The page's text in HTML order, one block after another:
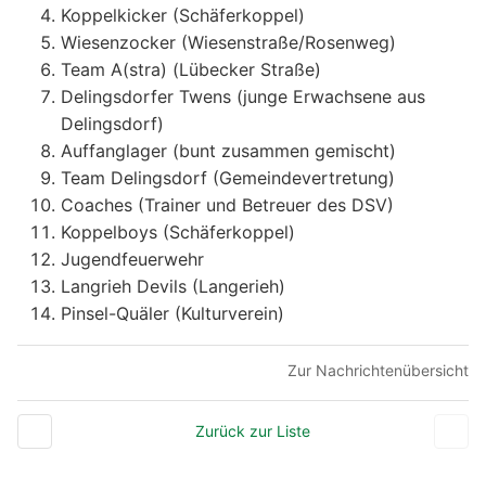
Koppelkicker (Schäferkoppel)
Wiesenzocker (Wiesenstraße/Rosenweg)
Team A(stra) (Lübecker Straße)
Delingsdorfer Twens (junge Erwachsene aus
Delingsdorf)
Auffanglager (bunt zusammen gemischt)
Team Delingsdorf (Gemeindevertretung)
Coaches (Trainer und Betreuer des DSV)
Koppelboys (Schäferkoppel)
Jugendfeuerwehr
Langrieh Devils (Langerieh)
Pinsel-Quäler (Kulturverein)
Zur Nachrichtenübersicht
Zurück zur Liste